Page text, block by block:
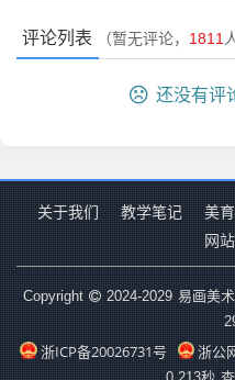
评论列表 （暂无评论， 1811
还没有评
关于我们 教学笔记 美
网
Copyright 2024-2029 易画美
浙ICP备20026731号 浙公